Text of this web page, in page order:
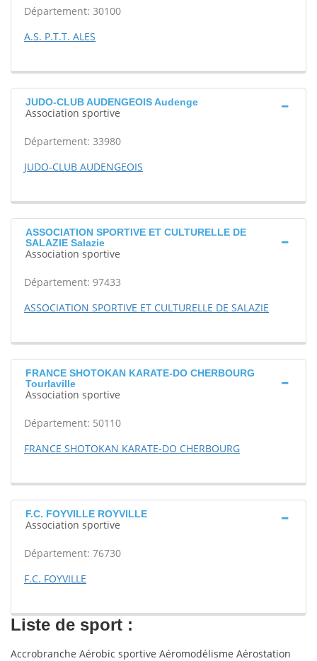
Département: 30100
A.S. P.T.T. ALES
JUDO-CLUB AUDENGEOIS Audenge
Association sportive
Département: 33980
JUDO-CLUB AUDENGEOIS
ASSOCIATION SPORTIVE ET CULTURELLE DE
SALAZIE Salazie
Association sportive
Département: 97433
ASSOCIATION SPORTIVE ET CULTURELLE DE SALAZIE
FRANCE SHOTOKAN KARATE-DO CHERBOURG
Tourlaville
Association sportive
Département: 50110
FRANCE SHOTOKAN KARATE-DO CHERBOURG
F.C. FOYVILLE ROYVILLE
Association sportive
Département: 76730
F.C. FOYVILLE
Liste de sport :
Accrobranche Aérobic sportive Aéromodélisme Aérostation